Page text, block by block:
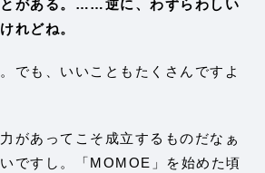
がある。……逆に、わずらわしい
れどね。
でも、いいこともたくさんですよ
があってこそ成立するものだなぁ
ですし。「MOMOE」を始めた頃